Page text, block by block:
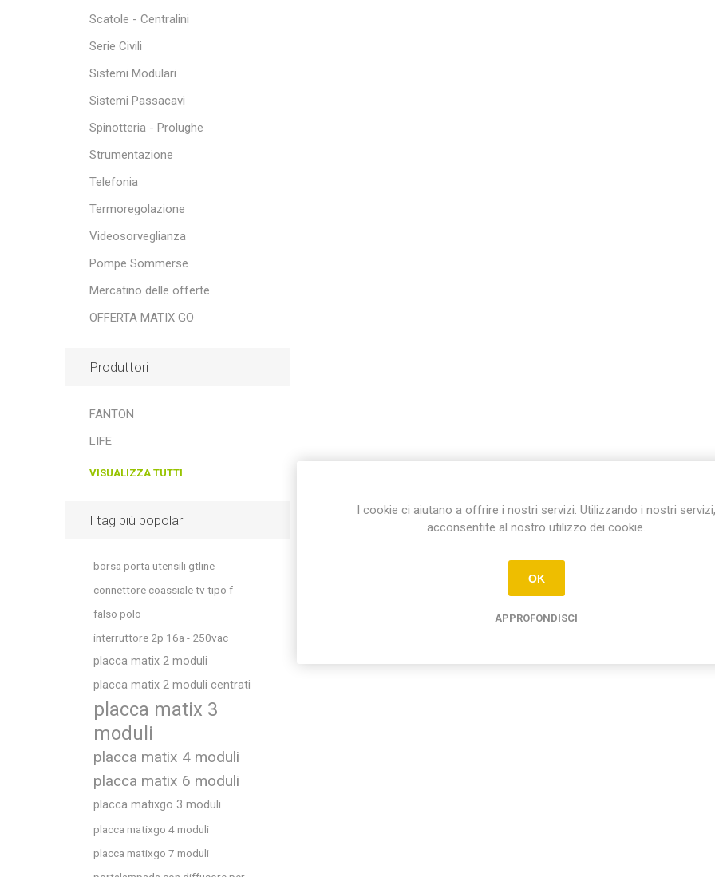
Scatole - Centralini
Serie Civili
Sistemi Modulari
Sistemi Passacavi
Spinotteria - Prolughe
Strumentazione
Telefonia
Termoregolazione
Videosorveglianza
Pompe Sommerse
Mercatino delle offerte
OFFERTA MATIX GO
Produttori
FANTON
LIFE
VISUALIZZA TUTTI
I tag più popolari
borsa porta utensili gtline
connettore coassiale tv tipo f
falso polo
interruttore 2p 16a - 250vac
placca matix 2 moduli
placca matix 2 moduli centrati
placca matix 3
moduli
placca matix 4 moduli
placca matix 6 moduli
placca matixgo 3 moduli
placca matixgo 4 moduli
placca matixgo 7 moduli
I cookie ci aiutano a offrire i nostri servizi. Utilizzando i nostri servizi,
acconsentite al nostro utilizzo dei cookie.
OK
APPROFONDISCI